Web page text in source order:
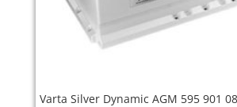
Varta Silver Dynamic AGM 595 901